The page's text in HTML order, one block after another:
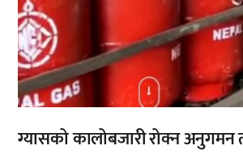
ग्यासको कालोबजारी रोक्न अनुगमन